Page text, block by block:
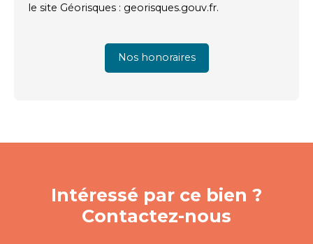
le site Géorisques : georisques.gouv.fr.
Nos honoraires
Intéressé par ce bien ?
Contactez-nous